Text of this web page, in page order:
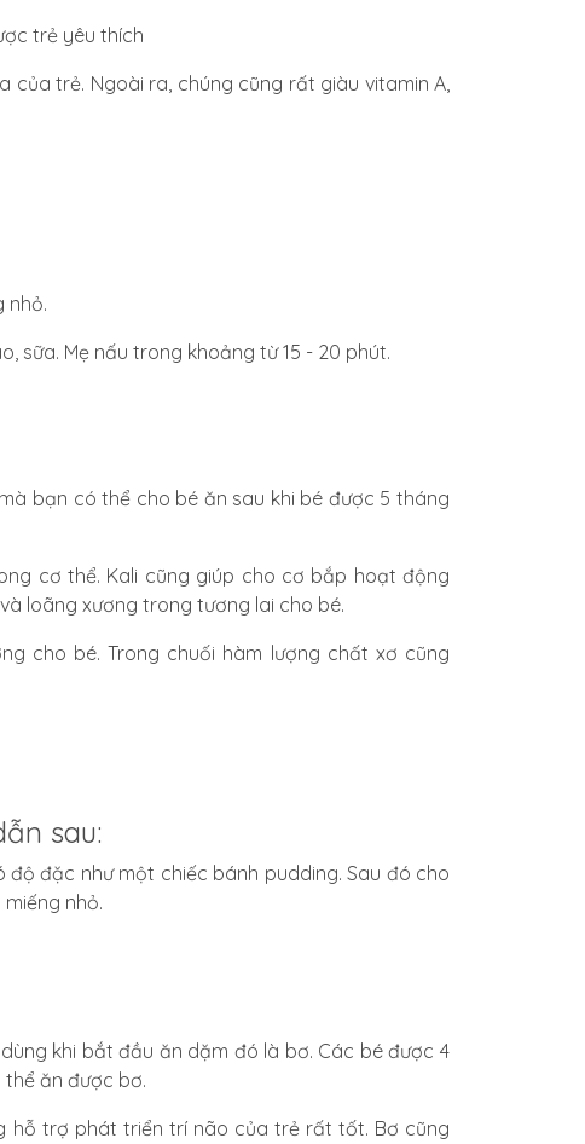
trẻ yêu thích
của trẻ. Ngoài ra, chúng cũng rất giàu vitamin A,
nhỏ.
sữa. Mẹ nấu trong khoảng từ 15 - 20 phút.
bạn có thể cho bé ăn sau khi bé được 5 tháng
cơ thể. Kali cũng giúp cho cơ bắp hoạt động
loãng xương trong tương lai cho bé.
cho bé. Trong chuối hàm lượng chất xơ cũng
sau:
độ đặc như một chiếc bánh pudding. Sau đó cho
nhỏ.
khi bắt đầu ăn dặm đó là bơ. Các bé được 4
ăn được bơ.
hỗ trợ phát triển trí não của trẻ rất tốt. Bơ cũng